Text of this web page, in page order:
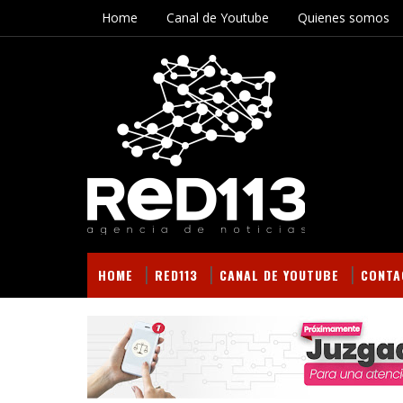
Home Canal de Youtube Quienes somos
HOME RED113 CANAL DE YOUTUBE